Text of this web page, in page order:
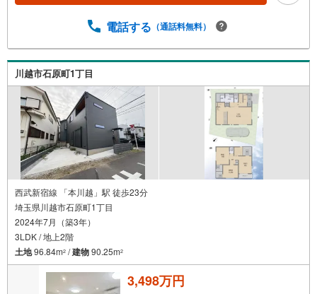
電話する （通話料無料）
川越市石原町1丁目
西武新宿線 「本川越」駅 徒歩23分
埼玉県川越市石原町1丁目
2024年7月（築3年）
3LDK / 地上2階
土地96.84m2 /建物90.25m2
3,498万円